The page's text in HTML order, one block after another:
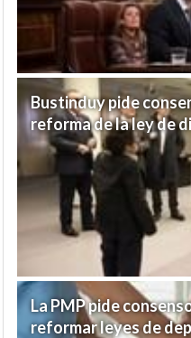
Bustinduy pide
reforma de la ley de
La PMP pide
reformar leyes de